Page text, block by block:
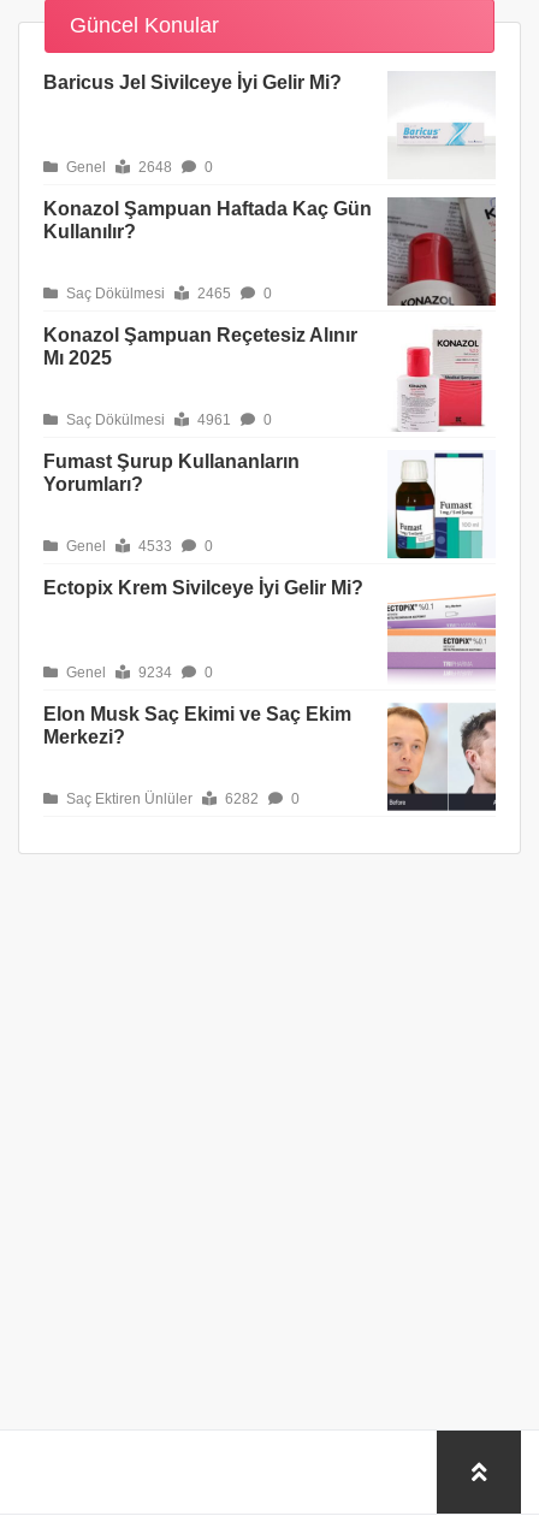
Güncel Konular
Baricus Jel Sivilceye İyi Gelir Mi?
Genel 2648 0
Konazol Şampuan Haftada Kaç Gün
Kullanılır?
Saç Dökülmesi 2465 0
Konazol Şampuan Reçetesiz Alınır
Mı 2025
Saç Dökülmesi 4961 0
Fumast Şurup Kullananların
Yorumları?
Genel 4533 0
Ectopix Krem Sivilceye İyi Gelir Mi?
Genel 9234 0
Elon Musk Saç Ekimi ve Saç Ekim
Merkezi?
Saç Ektiren Ünlüler 6282 0